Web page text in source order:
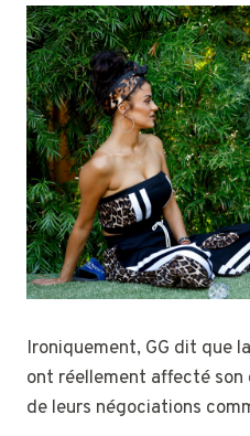
Ironiquement, GG dit que
ont réellement affecté
de leurs négociations